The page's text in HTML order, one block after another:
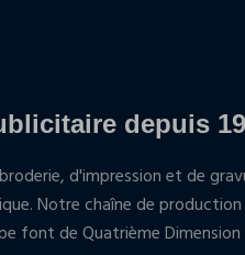
depuis
d'impression et de
Notre chaîne de
font de Quatrième Dimension